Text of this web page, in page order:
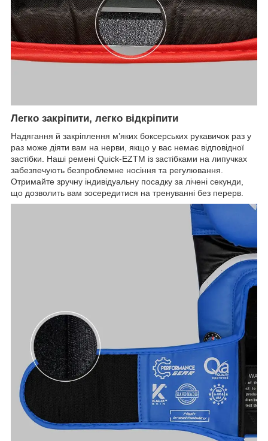
Легко закріпити, легко відкріпити
Надягання й закріплення м’яких боксерських рукавичок раз у
раз може діяти вам на нерви, якщо у вас немає відповідної
застібки. Наші ремені Quick-EZTM із застібками на липучках
забезпечують безпроблемне носіння та регулювання.
Отримайте зручну індивідуальну посадку за лічені секунди,
що дозволить вам зосередитися на тренуванні без перерв.